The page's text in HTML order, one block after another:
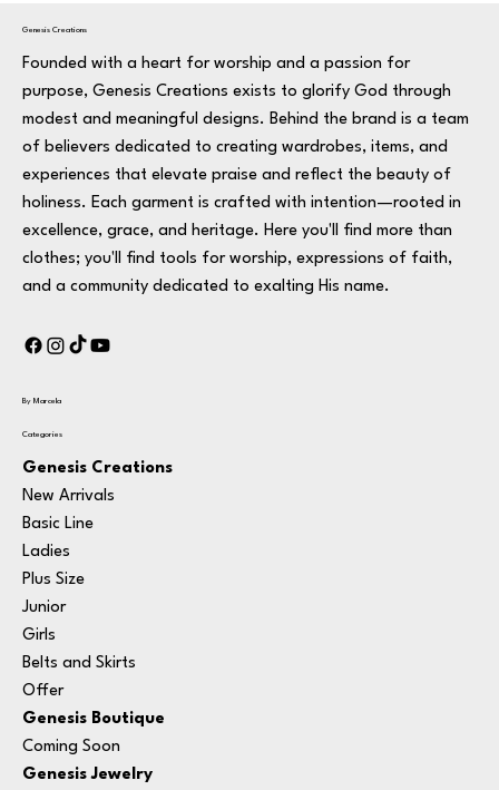
Genesis Creations
Founded with a heart for worship and a passion for
purpose, Genesis Creations exists to glorify God through
modest and meaningful designs. Behind the brand is a team
of believers dedicated to creating wardrobes, items, and
experiences that elevate praise and reflect the beauty of
holiness. Each garment is crafted with intention—rooted in
excellence, grace, and heritage. Here you'll find more than
clothes; you'll find tools for worship, expressions of faith,
and a community dedicated to exalting His name.
By Marcela
Categories
Genesis Creations
New Arrivals
Basic Line
Ladies
Plus Size
Junior
Girls
Belts and Skirts
Offer
Genesis Boutique
Coming Soon
Genesis Jewelry